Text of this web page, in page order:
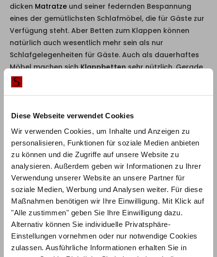
Diese Webseite verwendet Cookies
Wir verwenden Cookies, um Inhalte und Anzeigen zu
personalisieren, Funktionen für soziale Medien anbieten
zu können und die Zugriffe auf unsere Website zu
analysieren. Außerdem geben wir Informationen zu Ihrer
Verwendung unserer Website an unsere Partner für
soziale Medien, Werbung und Analysen weiter. Für diese
Maßnahmen benötigen wir Ihre Einwilligung. Mit Klick auf
"Alle zustimmen" geben Sie Ihre Einwilligung dazu.
Alternativ können Sie individuelle Privatsphäre-
Einstellungen vornehmen oder nur notwendige Cookies
zulassen. Ausführliche Informationen erhalten Sie in
dicken Matratze und seiner federnden Bespannung
eines der gemütlichsten Schlafmöbel, die für Gäste zur
Verfügung steht. Aber Betten zum Klappen können
natürlich auch wesentlich mehr sein als nur
Schlafgelegenheiten für Gäste. Auch als dauerhaftes
Möbel machen sichKlappbettensehr nützlich. Gerade
im Jugendzimmer sind
Möglichkeit, um einerseits einen Schlafplatz zu
Platzangebot der Kinderzimmer nicht übermäßig zu
strapazieren. Nach Gebrauch in der Nacht wird das
Klappbettnämlich einfach in den entsprechenden
Schrank eingeklappt und nimmt somit nur noch den
Platz in Anspruch, den der entsprechende Schrank als
Standfläche benötigt. Aber auch im kleinen Apartment
kann das Klappbett eine sinnvolle Lösung sein.
Besonders bei Einraumapartments ohne separates
Schlafzimmer zeigen sich Betten zum Klappen von ihrer
praktischen Seite. Der Raum wirkt mit einemKlappbett
ausgestattet wie ein ganz normaler Wohnraum, lässt
sich am Abend aber schnell mit wenigen Handgriffen in